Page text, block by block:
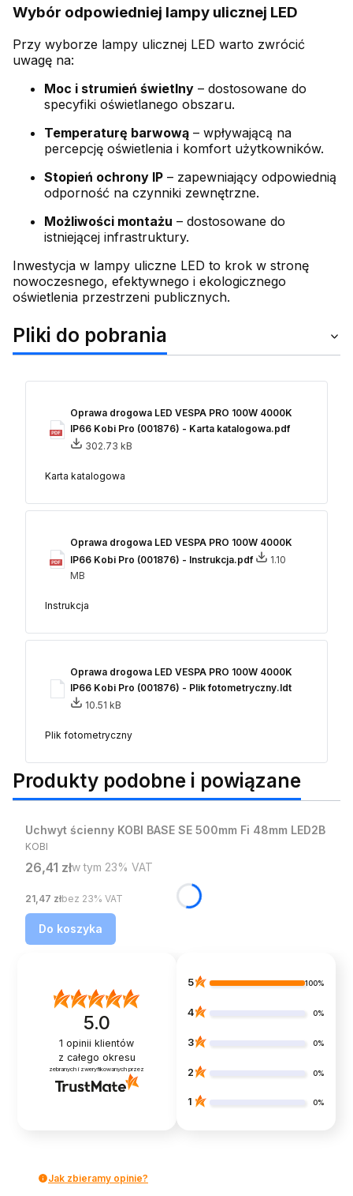
Wybór odpowiedniej lampy ulicznej LED
Przy wyborze lampy ulicznej LED warto zwrócić
uwagę na:
Moc i strumień świetlny – dostosowane do
specyfiki oświetlanego obszaru.
Temperaturę barwową – wpływającą na
percepcję oświetlenia i komfort użytkowników.
Stopień ochrony IP – zapewniający odpowiednią
odporność na czynniki zewnętrzne.
Możliwości montażu – dostosowane do
istniejącej infrastruktury.
Inwestycja w lampy uliczne LED to krok w stronę
nowoczesnego, efektywnego i ekologicznego
oświetlenia przestrzeni publicznych.
Pliki do pobrania
Oprawa drogowa LED VESPA PRO 100W 4000K
IP66 Kobi Pro (001876) - Karta katalogowa.pdf
302.73 kB
Karta katalogowa
Oprawa drogowa LED VESPA PRO 100W 4000K
IP66 Kobi Pro (001876) - Instrukcja.pdf
1.10
MB
Instrukcja
Oprawa drogowa LED VESPA PRO 100W 4000K
IP66 Kobi Pro (001876) - Plik fotometryczny.ldt
10.51 kB
Plik fotometryczny
Produkty podobne i powiązane
Bestseller
Uchwyt ścienny KOBI BASE SE 500mm Fi 48mm LED2B
PRODUCENT
KOBI
Cena brutto
26,41 złw tym %s VAT
w tym 23% VAT
Cena netto
21,47 złbez 23% VAT
Do koszyka
5.0
1 opinii klientów
z całego okresu
zebranych i zweryfikowanych przez
5 100%
4 0%
3 0%
2 0%
1 0%
Jak zbieramy opinie?